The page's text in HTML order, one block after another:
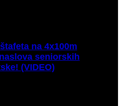
na 4x100m
seniorskih
(VIDEO)